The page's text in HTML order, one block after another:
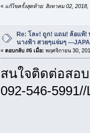
« แก้ไขครั้งสุดท้าย: สิงหาคม 02,
Re: โละ! ถูก! แถม! ล้อแท้!
นางฟ้า สวยๆแจ่มๆ ---
« ตอบกลับ #6 เมื่อ: พฤศจิกายน 30,
สนใจติดต่อสอ
092-546-